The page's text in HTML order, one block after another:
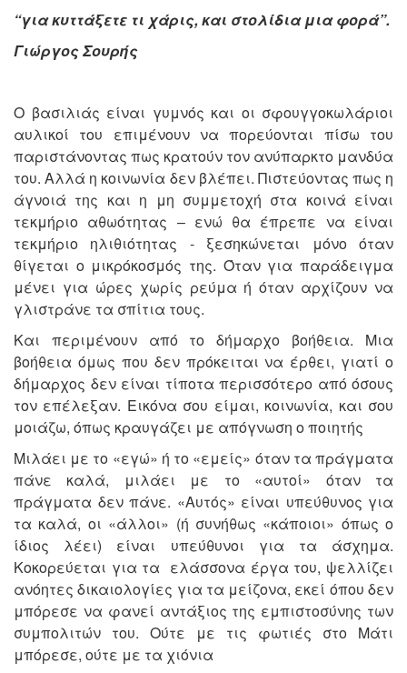
“για κυττάξετε τι χάρις, και στολίδια μια φορά”.
Γιώργος Σουρής
Ο βασιλιάς είναι γυμνός και οι σφουγγοκωλάριοι
αυλικοί του επιμένουν να πορεύονται πίσω του
παριστάνοντας πως κρατούν τον ανύπαρκτο μανδύα
του. Αλλά η κοινωνία δεν βλέπει. Πιστεύοντας πως η
άγνοιά της και η μη συμμετοχή στα κοινά είναι
τεκμήριο αθωότητας – ενώ θα έπρεπε να είναι
τεκμήριο ηλιθιότητας - ξεσηκώνεται μόνο όταν
θίγεται ο μικρόκοσμός της. Όταν για παράδειγμα
μένει για ώρες χωρίς ρεύμα ή όταν αρχίζουν να
γλιστράνε τα σπίτια τους.
Και περιμένουν από το δήμαρχο βοήθεια. Μια
βοήθεια όμως που δεν πρόκειται να έρθει, γιατί ο
δήμαρχος δεν είναι τίποτα περισσότερο από όσους
τον επέλεξαν. Εικόνα σου είμαι, κοινωνία, και σου
μοιάζω, όπως κραυγάζει με απόγνωση ο ποιητής
Μιλάει με το «εγώ» ή το «εμείς» όταν τα πράγματα
πάνε καλά, μιλάει με το «αυτοί» όταν τα
πράγματα δεν πάνε. «Αυτός» είναι υπεύθυνος για
τα καλά, οι «άλλοι» (ή συνήθως «κάποιοι» όπως ο
ίδιος λέει) είναι υπεύθυνοι για τα άσχημα.
Κοκορεύεται για τα ελάσσονα έργα του, ψελλίζει
ανόητες δικαιολογίες για τα μείζονα, εκεί όπου δεν
μπόρεσε να φανεί αντάξιος της εμπιστοσύνης των
συμπολιτών του. Ούτε με τις φωτιές στο Μάτι
μπόρεσε, ούτε με τα χιόνια